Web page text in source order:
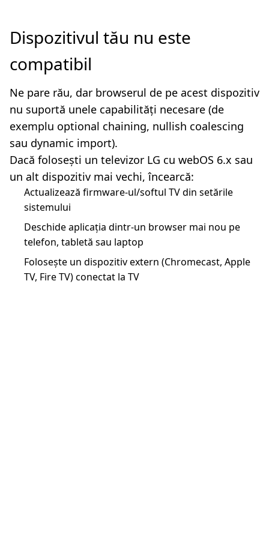
Dispozitivul tău nu este
compatibil
Ne pare rău, dar browserul de pe acest dispozitiv
nu suportă unele capabilități necesare (de
exemplu optional chaining, nullish coalescing
sau dynamic import).
Dacă folosești un televizor LG cu webOS 6.x sau
un alt dispozitiv mai vechi, încearcă:
Actualizează firmware-ul/softul TV din setările
sistemului
Deschide aplicația dintr-un browser mai nou pe
telefon, tabletă sau laptop
Folosește un dispozitiv extern (Chromecast, Apple
TV, Fire TV) conectat la TV